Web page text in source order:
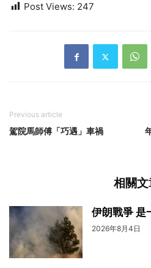
Post Views: 247
Previous article
駕院馬師傅「巧遇」車禍
相關
伊朗戰爭 是
2026年8月4日